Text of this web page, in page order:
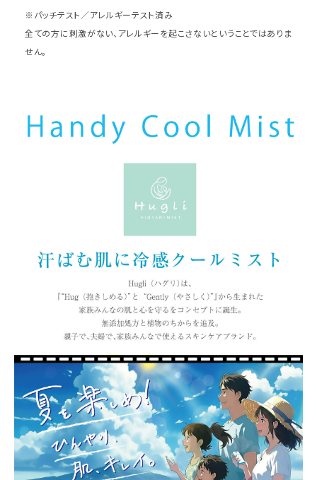
※パッチテスト／アレルギーテスト済み
全ての方に刺激がない、アレルギーを起こさないということではありま
せん。